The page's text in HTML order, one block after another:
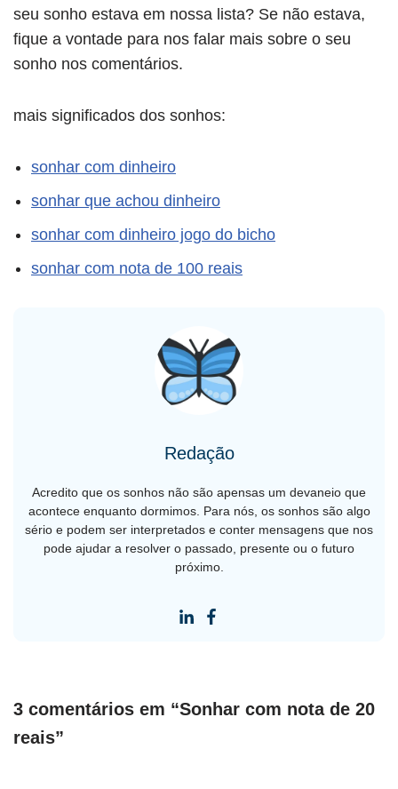
seu sonho estava em nossa lista? Se não estava,
fique a vontade para nos falar mais sobre o seu
sonho nos comentários.
mais significados dos sonhos:
sonhar com dinheiro
sonhar que achou dinheiro
sonhar com dinheiro jogo do bicho
sonhar com nota de 100 reais
Redação
Acredito que os sonhos não são apensas um devaneio que
acontece enquanto dormimos. Para nós, os sonhos são algo
sério e podem ser interpretados e conter mensagens que nos
pode ajudar a resolver o passado, presente ou o futuro
próximo.
3 comentários em “Sonhar com nota de 20
reais”